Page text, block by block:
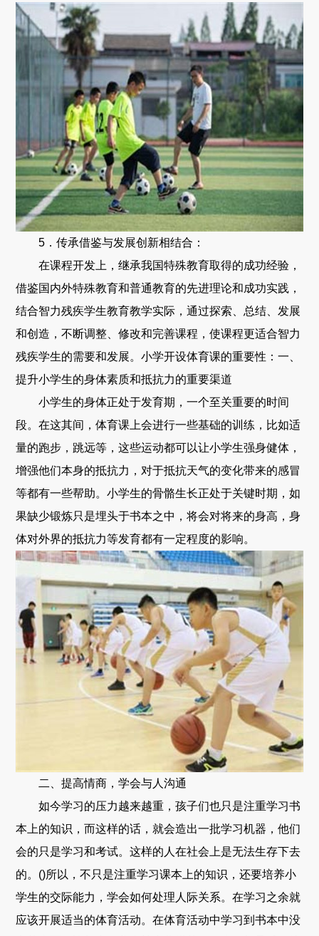
5．传承借鉴与发展创新相结合：
在课程开发上，继承我国特殊教育取得的成功经验，
借鉴国内外特殊教育和普通教育的先进理论和成功实践，
结合智力残疾学生教育教学实际，通过探索、总结、发展
和创造，不断调整、修改和完善课程，使课程更适合智力
残疾学生的需要和发展。小学开设体育课的重要性：一、
提升小学生的身体素质和抵抗力的重要渠道
小学生的身体正处于发育期，一个至关重要的时间
段。在这其间，体育课上会进行一些基础的训练，比如适
量的跑步，跳远等，这些运动都可以让小学生强身健体，
增强他们本身的抵抗力，对于抵抗天气的变化带来的感冒
等都有一些帮助。小学生的骨骼生长正处于关键时期，如
果缺少锻炼只是埋头于书本之中，将会对将来的身高，身
体对外界的抵抗力等发育都有一定程度的影响。
二、提高情商，学会与人沟通
如今学习的压力越来越重，孩子们也只是注重学习书
本上的知识，而这样的话，就会造出一批学习机器，他们
会的只是学习和考试。这样的人在社会上是无法生存下去
的。()所以，不只是注重学习课本上的知识，还要培养小
学生的交际能力，学会如何处理人际关系。在学习之余就
应该开展适当的体育活动。在体育活动中学习到书本中没